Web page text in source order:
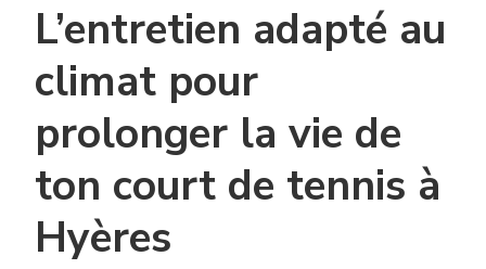
L’entretien adapté au
climat pour
prolonger la vie de
ton court de tennis à
Hyères